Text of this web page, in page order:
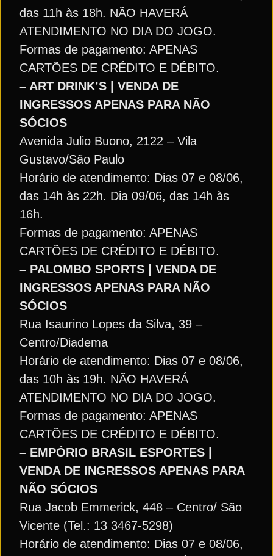
das 11h às 18h. NÃO HAVERÁ
ATENDIMENTO NO DIA DO JOGO.
Formas de pagamento: APENAS
CARTÕES DE CRÉDITO E DÉBITO.
– ART DRINK’S | VENDA DE
INGRESSOS APENAS PARA NÃO
SÓCIOS
Avenida Julio Buono, 2122 – Vila
Gustavo/São Paulo
Horário de atendimento: Dias 07 e 08/06,
das 14h às 22h. Dia 09/06, das 14h às
16h.
Formas de pagamento: APENAS
CARTÕES DE CRÉDITO E DÉBITO.
– PALOMBO SPORTS | VENDA DE
INGRESSOS APENAS PARA NÃO
SÓCIOS
Rua Isaurino Lopes da Silva, 39 –
Centro/Diadema
Horário de atendimento: Dias 07 e 08/06,
das 10h às 19h. NÃO HAVERÁ
ATENDIMENTO NO DIA DO JOGO.
Formas de pagamento: APENAS
CARTÕES DE CRÉDITO E DÉBITO.
– EMPÓRIO BRASIL ESPORTES |
VENDA DE INGRESSOS APENAS PARA
NÃO SÓCIOS
Rua Jacob Emmerick, 448 – Centro/ São
Vicente (Tel.: 13 3467-5298)
Horário de atendimento: Dias 07 e 08/06,